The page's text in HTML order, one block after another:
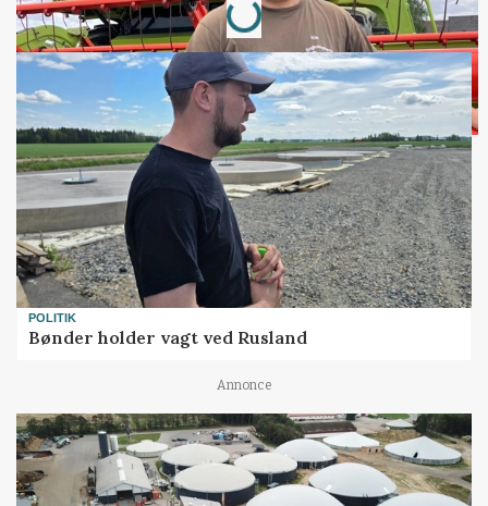
Loading...
POLITIK
Bønder holder vagt ved Rusland
Annonce